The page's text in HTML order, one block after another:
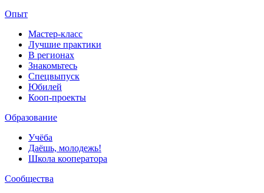
Опыт
Мастер-класс
Лучшие практики
В регионах
Знакомьтесь
Спецвыпуск
Юбилей
Кооп-проекты
Образование
Учёба
Даёшь, молодежь!
Школа кооператора
Сообщества